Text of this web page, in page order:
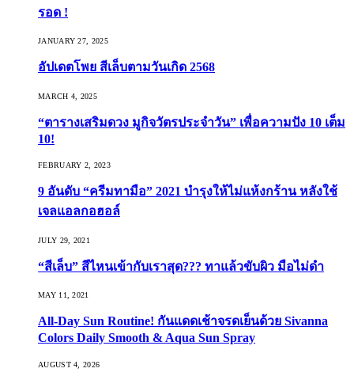
รอด !
JANUARY 27, 2025
อัปเดตโพย สีเล็บตามวันเกิด 2568
MARCH 4, 2025
“ตารางเสริมดวง มูกิจวัตรประจำวัน” เพื่อความปัง 10 เต็ม
10!
FEBRUARY 2, 2023
9 อันดับ “ครีมทามือ” 2021 บำรุงให้ไม่แห้งกร้าน หลังใช้
เจลแอลกอฮอล์
JULY 29, 2021
“สีเล็บ” สีไหนเข้ากับเราสุด??? ทาแล้วขับผิว มือไม่ดำ
MAY 11, 2021
All-Day Sun Routine! กันแดดเช้าจรดเย็นด้วย Sivanna
Colors Daily Smooth & Aqua Sun Spray
AUGUST 4, 2026